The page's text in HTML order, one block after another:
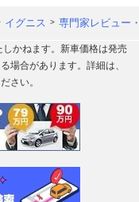
イグニス 専門家レビュー
かねます。新車価格は発売
場合があります。詳細は、
さい。